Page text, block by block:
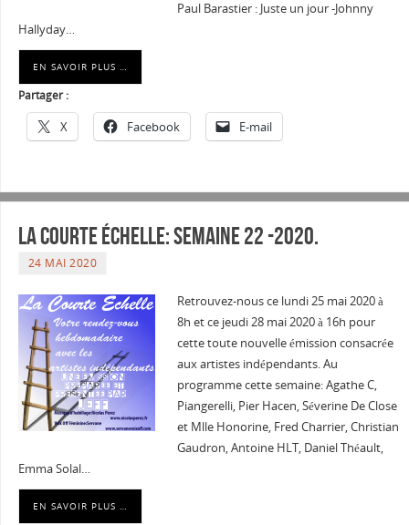
Paul Barastier : Juste un jour -Johnny
Hallyday…
EN SAVOIR PLUS …
Partager :
X Facebook E-mail
La courte échelle: semaine 22 -2020.
24 MAI 2020
Retrouvez-nous ce lundi 25 mai 2020 à
8h et ce jeudi 28 mai 2020 à 16h pour
cette toute nouvelle émission consacrée
aux artistes indépendants. Au
programme cette semaine: Agathe C,
Piangerelli, Pier Hacen, Séverine De Close
et Mlle Honorine, Fred Charrier, Christian
Gaudron, Antoine HLT, Daniel Théault,
Emma Solal…
EN SAVOIR PLUS …